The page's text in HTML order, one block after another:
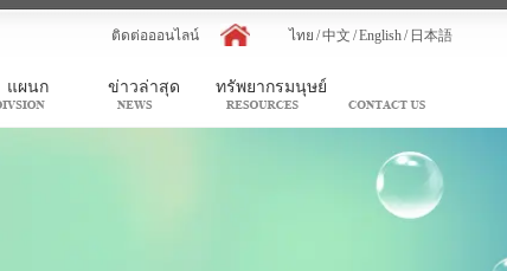
ไทย /中文 /English/ 日本語
ติดต่อออนไลน์
แผนก ข่าวล่าสุด ทรัพยากรมนุษย์